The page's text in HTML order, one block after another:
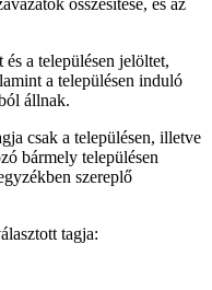
összesítése, és az
a településen jelöltet,
a településen induló
állnak.
csak a településen, illetve
bármely településen
szereplő
tagja: